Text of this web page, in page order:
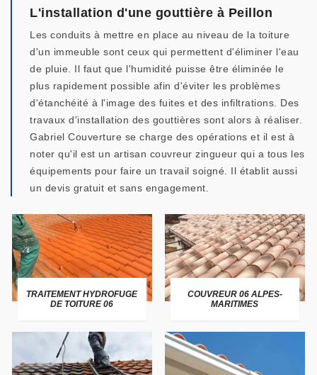
L'installation d'une gouttière à Peillon
Les conduits à mettre en place au niveau de la toiture
d'un immeuble sont ceux qui permettent d'éliminer l'eau
de pluie. Il faut que l'humidité puisse être éliminée le
plus rapidement possible afin d'éviter les problèmes
d'étanchéité à l'image des fuites et des infiltrations. Des
travaux d'installation des gouttières sont alors à réaliser.
Gabriel Couverture se charge des opérations et il est à
noter qu'il est un artisan couvreur zingueur qui a tous les
équipements pour faire un travail soigné. Il établit aussi
un devis gratuit et sans engagement.
TRAITEMENT HYDROFUGE
DE TOITURE 06
COUVREUR 06 ALPES-
MARITIMES